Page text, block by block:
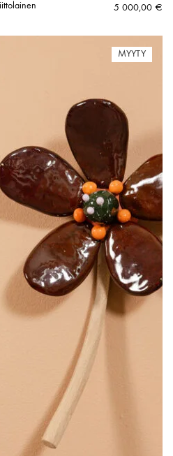
5 000,00 €
MYYTY